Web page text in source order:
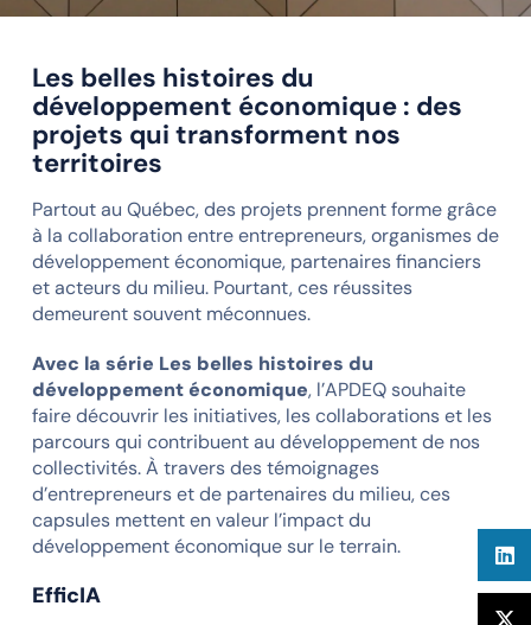
Les belles histoires du
développement économique : des
projets qui transforment nos
territoires
Partout au Québec, des projets prennent forme grâce
à la collaboration entre entrepreneurs, organismes de
développement économique, partenaires financiers
et acteurs du milieu. Pourtant, ces réussites
demeurent souvent méconnues.
Avec la série Les belles histoires du
développement économique, l’APDEQ souhaite
faire découvrir les initiatives, les collaborations et les
parcours qui contribuent au développement de nos
collectivités. À travers des témoignages
d’entrepreneurs et de partenaires du milieu, ces
capsules mettent en valeur l’impact du
développement économique sur le terrain.
EfficIA